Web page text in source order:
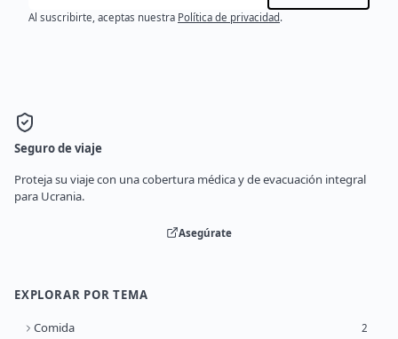
Al suscribirte, aceptas nuestra Política de privacidad.
Seguro de viaje
Proteja su viaje con una cobertura médica y de evacuación integral
para Ucrania.
Asegúrate
EXPLORAR POR TEMA
Comida 2